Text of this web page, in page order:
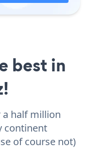
best in
a half million
continent
of course not)